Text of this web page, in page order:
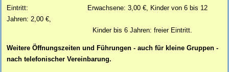
Eintritt:
Erwachsene: 3,00 €, Kinder von 6 bis 12
Jahren: 2,00 €,
Kinder bis 6 Jahren: freier Eintritt.
Weitere Öffnungszeiten und Führungen - auch für kleine Gruppen -
nach telefonischer Vereinbarung.